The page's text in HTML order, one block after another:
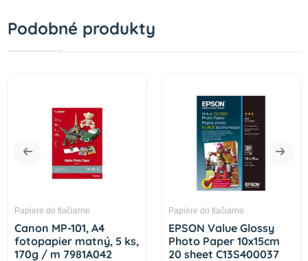
Podobné produkty
Papiere do tlačiarne
Canon MP-101, A4
fotopapier matný, 5 ks,
170g / m 7981A042
Papiere do tlačiarne
EPSON Value Glossy
Photo Paper 10x15cm
20 sheet C13S400037